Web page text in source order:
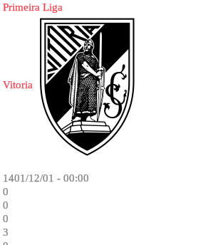
Primeira Liga
Vitoria
1401/12/01 - 00:00
0
0
0
3